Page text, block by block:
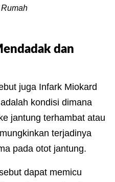
dan
juga Infark Miokard
kondisi dimana
jantung terhambat atau
terjadinya
pada otot jantung.
dapat memicu